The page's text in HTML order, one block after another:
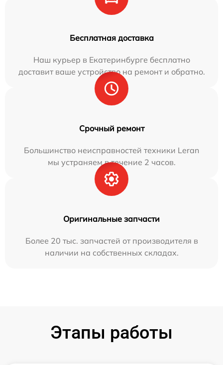
Бесплатная доставка
Наш курьер в Екатеринбурге бесплатно
доставит ваше устройство на ремонт и обратно.
Срочный ремонт
Большинство неисправностей техники Leran
мы устраняем в течение 2 часов.
Оригинальные запчасти
Более 20 тыс. запчастей от производителя в
наличии на собственных складах.
Этапы работы